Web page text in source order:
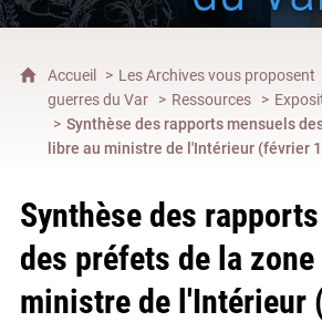
Accueil Les Archives vous proposent
guerres du Var
Ressources
Synthèse des rapports mensuels
libre au ministre de l'Intérieur (février
Synthèse des
des préfets de la
ministre de l'Intérieur